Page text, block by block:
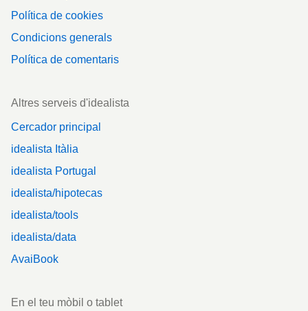
Política de cookies
Condicions generals
Política de comentaris
Altres serveis d'idealista
Cercador principal
idealista Itàlia
idealista Portugal
idealista/hipotecas
idealista/tools
idealista/data
AvaiBook
En el teu mòbil o tablet